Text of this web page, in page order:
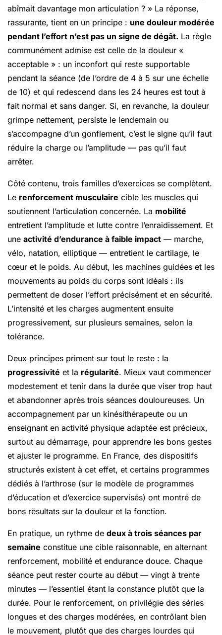
abîmait davantage mon articulation ? » La réponse,
rassurante, tient en un principe : une douleur modérée
pendant l’effort n’est pas un signe de dégât. La règle
communément admise est celle de la douleur «
acceptable » : un inconfort qui reste supportable
pendant la séance (de l’ordre de 4 à 5 sur une échelle
de 10) et qui redescend dans les 24 heures est tout à
fait normal et sans danger. Si, en revanche, la douleur
grimpe nettement, persiste le lendemain ou
s’accompagne d’un gonflement, c’est le signe qu’il faut
réduire la charge ou l’amplitude — pas qu’il faut
arrêter.
Côté contenu, trois familles d’exercices se complètent.
Le renforcement musculaire cible les muscles qui
soutiennent l’articulation concernée. La mobilité
entretient l’amplitude et lutte contre l’enraidissement. Et
une activité d’endurance à faible impact — marche,
vélo, natation, elliptique — entretient le cartilage, le
cœur et le poids. Au début, les machines guidées et les
mouvements au poids du corps sont idéals : ils
permettent de doser l’effort précisément et en sécurité.
L’intensité et les charges augmentent ensuite
progressivement, sur plusieurs semaines, selon la
tolérance.
Deux principes priment sur tout le reste : la
progressivité et la régularité. Mieux vaut commencer
modestement et tenir dans la durée que viser trop haut
et abandonner après trois séances douloureuses. Un
accompagnement par un kinésithérapeute ou un
enseignant en activité physique adaptée est précieux,
surtout au démarrage, pour apprendre les bons gestes
et ajuster le programme. En France, des dispositifs
structurés existent à cet effet, et certains programmes
dédiés à l’arthrose (sur le modèle de programmes
d’éducation et d’exercice supervisés) ont montré de
bons résultats sur la douleur et la fonction.
En pratique, un rythme de deux à trois séances par
semaine constitue une cible raisonnable, en alternant
renforcement, mobilité et endurance douce. Chaque
séance peut rester courte au début — vingt à trente
minutes — l’essentiel étant la constance plutôt que la
durée. Pour le renforcement, on privilégie des séries
longues et des charges modérées, en contrôlant bien
le mouvement, plutôt que des charges lourdes qui